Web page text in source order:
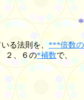
る法則を、 ***倍数
２、６の*補数で、